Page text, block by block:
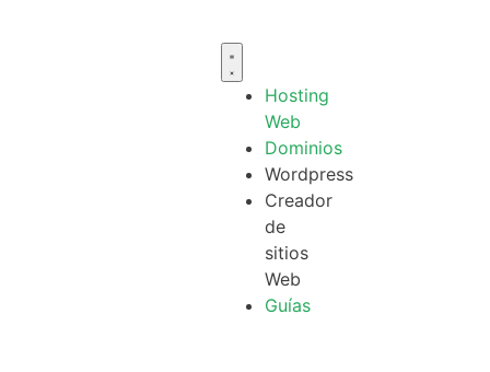
Hosting
Web
Dominios
Wordpress
Creador
de
sitios
Web
Guías